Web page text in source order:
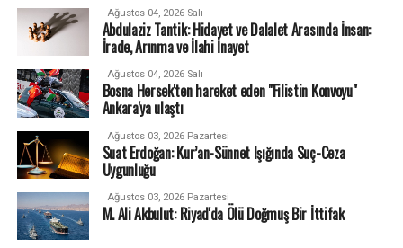
Ağustos 04, 2026 Salı
Abdulaziz Tantik: Hidayet ve Dalalet Arasında İnsan:
İrade, Arınma ve İlahi İnayet
Ağustos 04, 2026 Salı
Bosna Hersek'ten hareket eden "Filistin Konvoyu"
Ankara'ya ulaştı
Ağustos 03, 2026 Pazartesi
Suat Erdoğan: Kur’an-Sünnet Işığında Suç-Ceza
Uygunluğu
Ağustos 03, 2026 Pazartesi
M. Ali Akbulut: Riyad'da Ölü Doğmuş Bir İttifak